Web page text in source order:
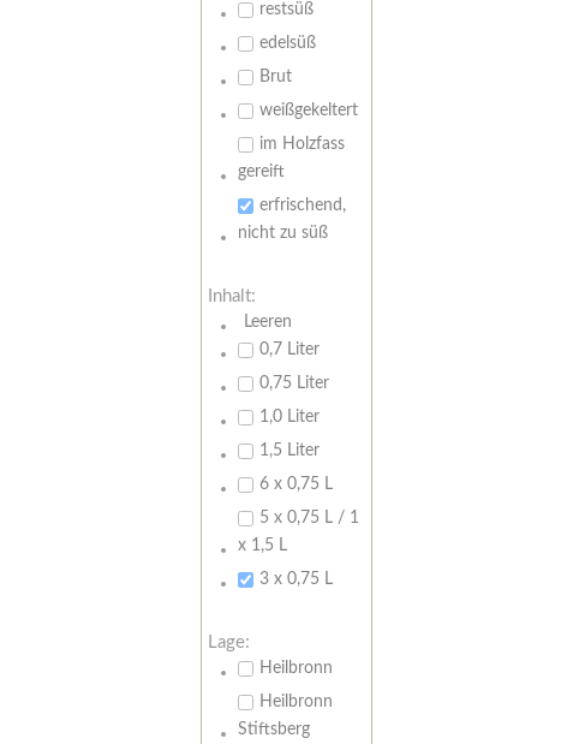
restsüß
edelsüß
Brut
weißgekeltert
im Holzfass
gereift
erfrischend,
nicht zu süß
Inhalt:
Leeren
0,7 Liter
0,75 Liter
1,0 Liter
1,5 Liter
6 x 0,75 L
5 x 0,75 L / 1
x 1,5 L
3 x 0,75 L
Lage:
Heilbronn
Heilbronn
Stiftsberg